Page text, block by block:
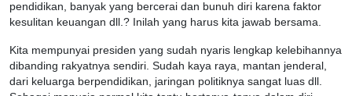
pendidikan, banyak yang bercerai dan bunuh diri karena faktor
kesulitan keuangan dll.? Inilah yang harus kita jawab bersama.
Kita mempunyai presiden yang sudah nyaris lengkap kelebihannya
dibanding rakyatnya sendiri. Sudah kaya raya, mantan jenderal,
dari keluarga berpendidikan, jaringan politiknya sangat luas dll.